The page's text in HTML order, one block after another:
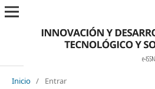
Inicio / Entrar